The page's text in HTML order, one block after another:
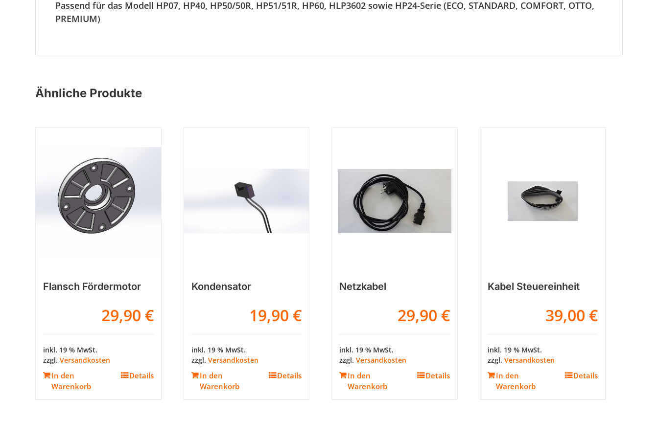
Passend für das Modell HP07, HP40, HP50/50R, HP51/51R, HP60, HLP3602 sowie HP24-Serie (ECO, STANDARD, COMFORT, OTTO,
PREMIUM)
Ähnliche Produkte
Flansch Fördermotor
29,90 €
inkl. 19 % MwSt.
zzgl. Versandkosten
In den
Warenkorb
Details
Kondensator
19,90 €
inkl. 19 % MwSt.
zzgl. Versandkosten
In den
Warenkorb
Details
Netzkabel
29,90 €
inkl. 19 % MwSt.
zzgl.Versandkosten
In den
Warenkorb
Details
Kabel Steuereinheit
39,00 €
inkl. 19 % MwSt.
zzgl. Versandkosten
In den
Warenkorb
Details
Schenger GmbH